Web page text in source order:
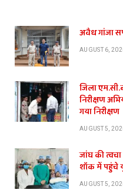
अवैध गांजा
AUGUST 6,
जिला
निरीक्षण
गया निरीक्षण
AUGUST 5,
जांघ की
शॉक में पहुंचे
AUGUST 5,